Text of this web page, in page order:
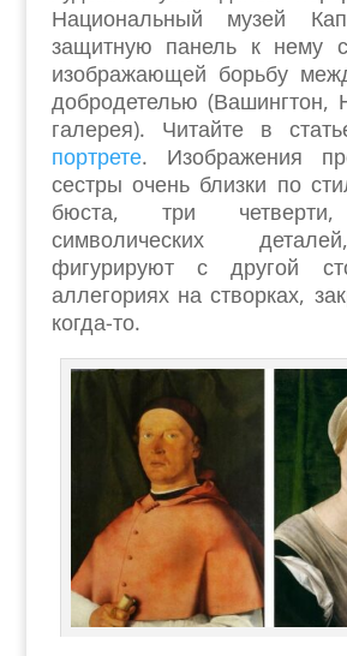
Национальный музей
защитную панель к нему
изображающей борьбу
добродетелью (Вашингтон,
галерея). Читайте в
портрете. Изображения
сестры очень близки по
бюста, три четверти,
символических
фигурируют с другой
аллегориях на створках,
когда-то.